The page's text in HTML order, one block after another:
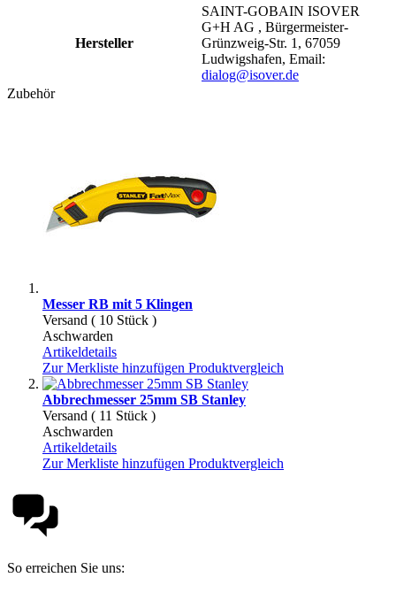
Hersteller
SAINT-GOBAIN ISOVER
G+H AG , Bürgermeister-
Grünzweig-Str. 1, 67059
Ludwigshafen, Email:
dialog@isover.de
Zubehör
Messer RB mit 5 Klingen
Versand ( 10 Stück )
Aschwarden
Artikeldetails
Zur Merkliste hinzufügen Produktvergleich
Abbrechmesser 25mm SB Stanley
Versand ( 11 Stück )
Aschwarden
Artikeldetails
Zur Merkliste hinzufügen Produktvergleich
So erreichen Sie uns: